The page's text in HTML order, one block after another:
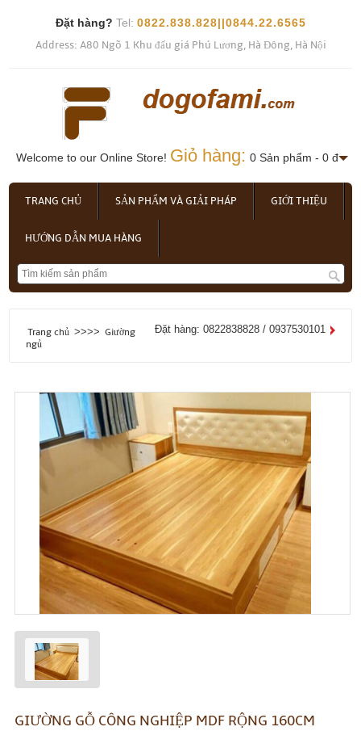
Đặt hàng? Tel: 0822.838.828||0844.22.6565
Address: A80 Ngõ 1 Khu đấu giá Phú Lương, Hà Đông, Hà Nội
Welcome to our Online Store! Giỏ hàng: 0 Sản phẩm - 0 đ
TRANG CHỦ SẢN PHẨM VÀ GIẢI PHÁP GIỚI THIỆU
HƯỚNG DẪN MUA HÀNG
Trang chủ >>>> Giường
ngủ
Đặt hàng: 0822838828 / 0937530101
GIƯỜNG GỖ CÔNG NGHIỆP MDF RỘNG 160CM